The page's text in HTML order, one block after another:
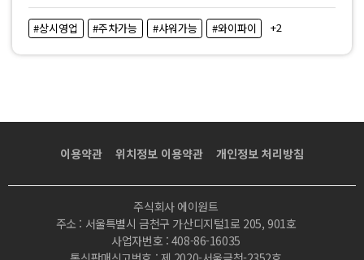
#상시영업 #주차가능 #샤워가능 #와이파이 +2
이용약관 위치정보 이용약관 개인정보 처리방침
주식회사 에이원트
주소 : 서울특별시 금천구 가산디지털1로 205, 901호
사업자번호 : 408-86-16035